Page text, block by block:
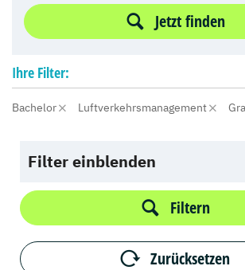
Jetzt finden
Ihre Filter:
Bachelor Luftverkehrsmanagement
Filter einblenden
Filtern
Zurücksetzen